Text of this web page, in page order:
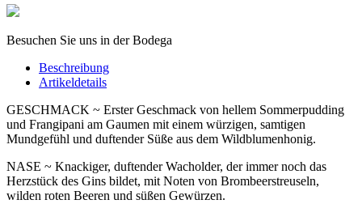
Besuchen Sie uns in der Bodega
Beschreibung
Artikeldetails
GESCHMACK ~ Erster Geschmack von hellem Sommerpudding
und Frangipani am Gaumen mit einem würzigen, samtigen
Mundgefühl und duftender Süße aus dem Wildblumenhonig.
NASE ~ Knackiger, duftender Wacholder, der immer noch das
Herzstück des Gins bildet, mit Noten von Brombeerstreuseln,
wilden roten Beeren und süßen Gewürzen.